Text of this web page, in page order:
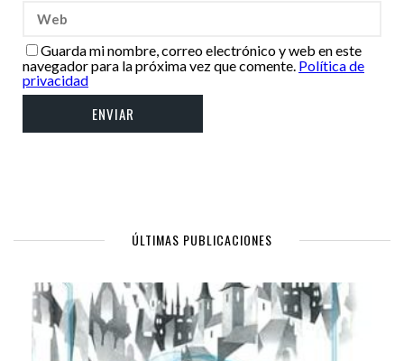
Guarda mi nombre, correo electrónico y web en este
navegador para la próxima vez que comente. Política de
privacidad
ÚLTIMAS PUBLICACIONES